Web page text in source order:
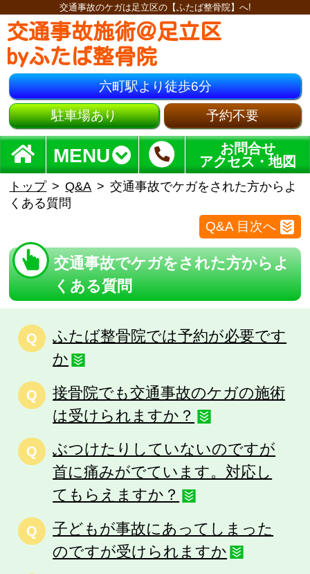
交通事故のケガは足立区の【ふたば整骨院】へ!
交通事故施術＠足立区
byふたば整骨院
六町駅より徒歩6分
駐車場あり 予約不要
MENU
お問合せ
アクセス・地図
トップ Q&A
交通事故でケガをされた方からよ
くある質問
Q&A 目次へ
交通事故でケガをされた方からよ
くある質問
Q
ふたば整骨院では予約が必要です
か
Q
接骨院でも交通事故のケガの施術
は受けられますか？
Q
ぶつけたりしていないのですが
首に痛みがでています。対応し
てもらえますか？
Q
子どもが事故にあってしまった
のですが受けられますか